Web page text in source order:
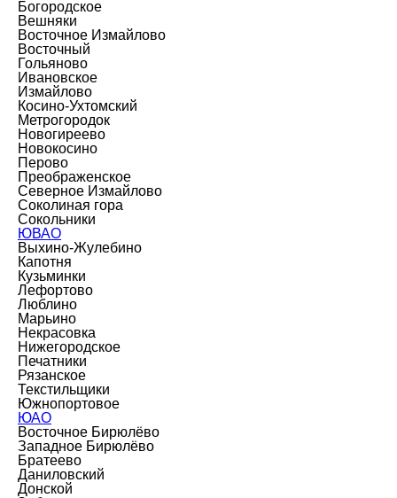
Богородское
Вешняки
Восточное Измайлово
Восточный
Гольяново
Ивановское
Измайлово
Косино-Ухтомский
Метрогородок
Новогиреево
Новокосино
Перово
Преображенское
Северное Измайлово
Соколиная гора
Сокольники
ЮВАО
Выхино-Жулебино
Капотня
Кузьминки
Лефортово
Люблино
Марьино
Некрасовка
Нижегородское
Печатники
Рязанское
Текстильщики
Южнопортовое
ЮАО
Восточное Бирюлёво
Западное Бирюлёво
Братеево
Даниловский
Донской